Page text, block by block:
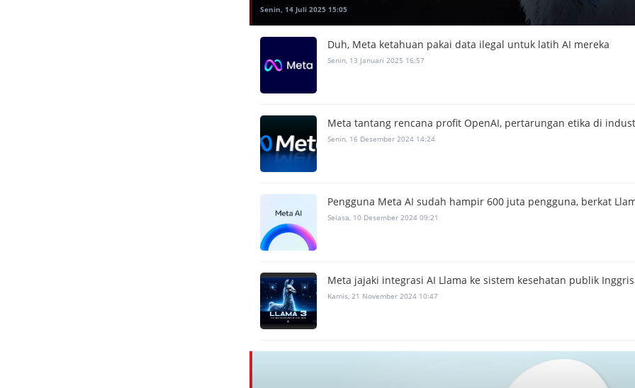
Senin, 14 Juli 2025 15:05
Duh, Meta ketahuan pakai data ilegal untuk latih AI mereka
Senin, 13 Januari 2025 16:57
Meta tantang rencana profit OpenAI, pertarungan etika di
Senin, 16 Desember 2024 14:24
Pengguna Meta AI sudah hampir 600 juta pengguna, berkat
Selasa, 10 Desember 2024 09:21
Meta jajaki integrasi AI Llama ke sistem kesehatan publik Inggris
Kamis, 21 November 2024 10:47